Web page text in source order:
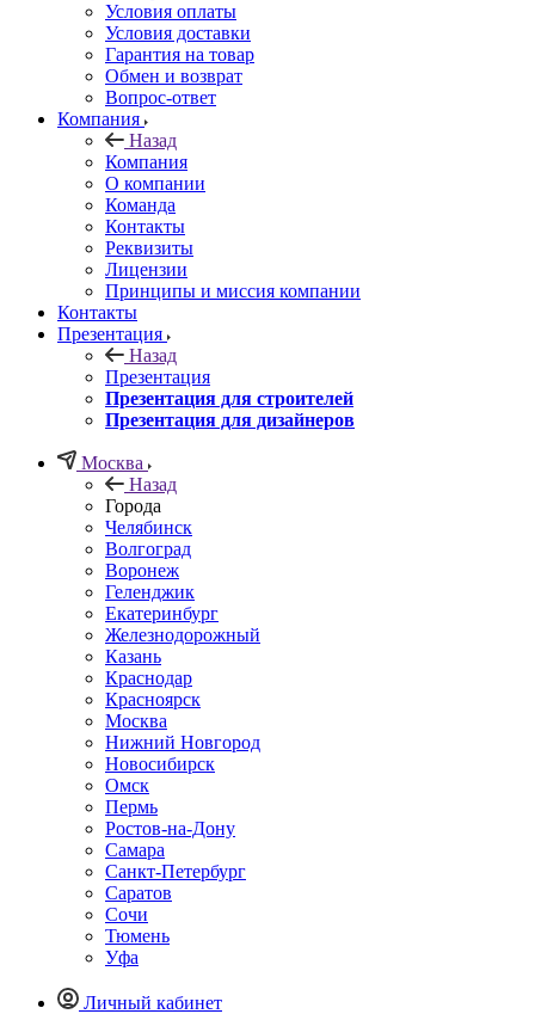
Условия оплаты
Условия доставки
Гарантия на товар
Обмен и возврат
Вопрос-ответ
Компания
Назад
Компания
О компании
Команда
Контакты
Реквизиты
Лицензии
Принципы и миссия компании
Контакты
Презентация
Назад
Презентация
Презентация для строителей
Презентация для дизайнеров
Москва
Назад
Города
Челябинск
Волгоград
Воронеж
Геленджик
Екатеринбург
Железнодорожный
Казань
Краснодар
Красноярск
Москва
Нижний Новгород
Новосибирск
Омск
Пермь
Ростов-на-Дону
Самара
Санкт-Петербург
Саратов
Сочи
Тюмень
Уфа
Личный кабинет